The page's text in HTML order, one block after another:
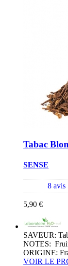
Tabac
SENSE
8 avis
5,90 €
SAVEUR:
NOTES:
ORIGINE:
VOIR LE